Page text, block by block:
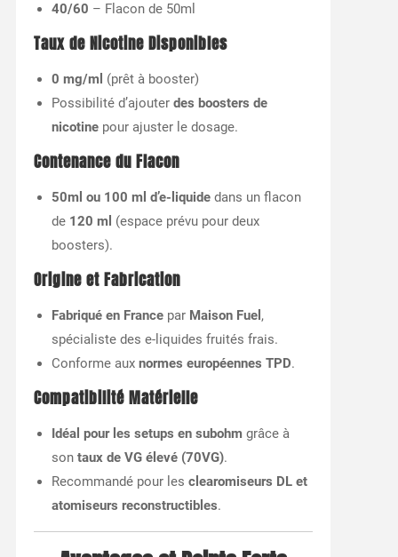
40/60 – Flacon de 50ml
Taux de Nicotine Disponibles
0 mg/ml (prêt à booster)
Possibilité d’ajouter des boosters de
nicotinepour ajuster le dosage.
Contenance du Flacon
50ml ou 100 ml d’e-liquidedans un flacon
de 120 ml (espace prévu pour deux
boosters).
Origine et Fabrication
Fabriqué en Francepar Maison Fuel ,
spécialiste des e-liquides fruités frais.
Conforme aux normes européennes TPD.
Compatibilité Matérielle
Idéal pour les setups en subohmgrâce à
son taux de VG élevé (70VG).
Recommandé pour les clearomiseurs DL et
atomiseurs reconstructibles.